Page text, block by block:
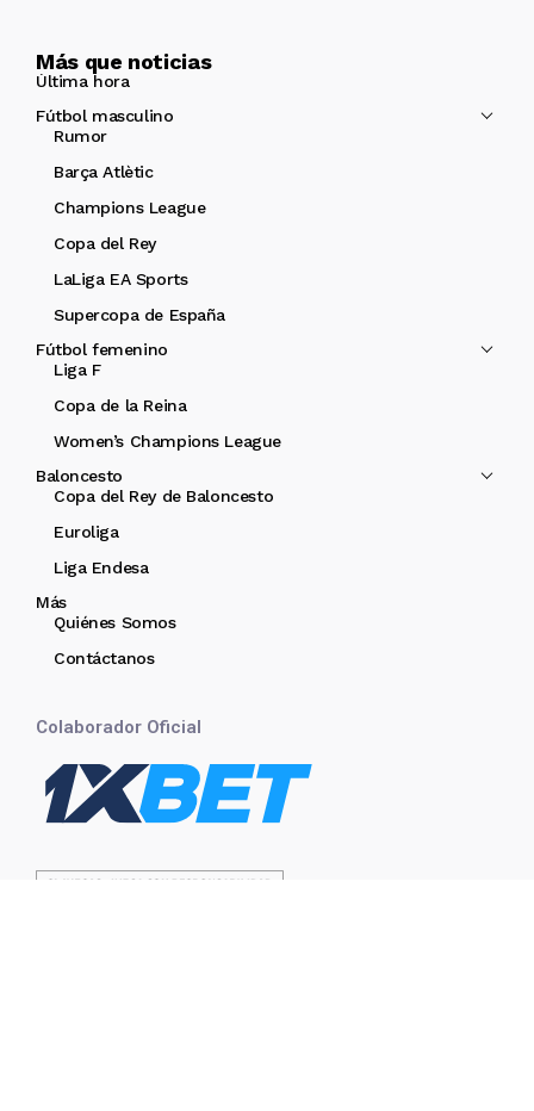
Más que noticias
Última hora
Fútbol masculino
Rumor
Barça Atlètic
Champions League
Copa del Rey
LaLiga EA Sports
Supercopa de España
Fútbol femenino
Liga F
Copa de la Reina
Women’s Champions League
Baloncesto
Copa del Rey de Baloncesto
Euroliga
Liga Endesa
Más
Quiénes Somos
Contáctanos
Colaborador Oficial